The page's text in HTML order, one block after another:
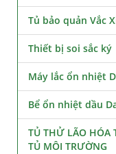
Tủ bảo quản Vắc
Thiết bị soi sắc ký
Máy lắc ổn nhiệt
Bể ổn nhiệt dầu
TỦ THỬ LÃO HÓA
TỦ MÔI TRƯỜNG